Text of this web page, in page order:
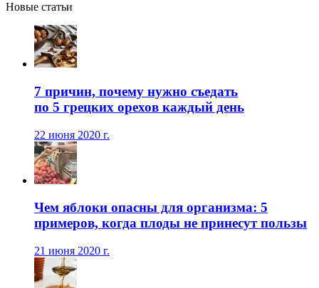
Новые статьи
7 причин, почему нужно съедать
по 5 грецких орехов каждый день
22 июня 2020 г.
Чем яблоки опасны для организма: 5
примеров, когда плоды не принесут пользы
21 июня 2020 г.